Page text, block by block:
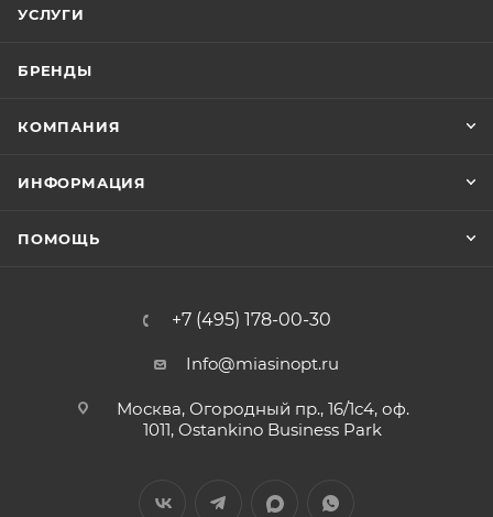
УСЛУГИ
БРЕНДЫ
КОМПАНИЯ
ИНФОРМАЦИЯ
ПОМОЩЬ
+7 (495) 178-00-30
Info@miasinopt.ru
Москва, Огородный пр., 16/1с4, оф.
1011, Ostankino Business Park